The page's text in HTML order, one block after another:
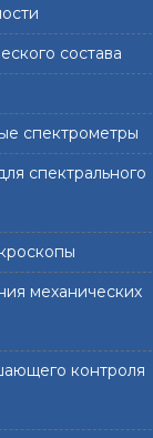
состава
спектрометры
спектрального
механических
контроля